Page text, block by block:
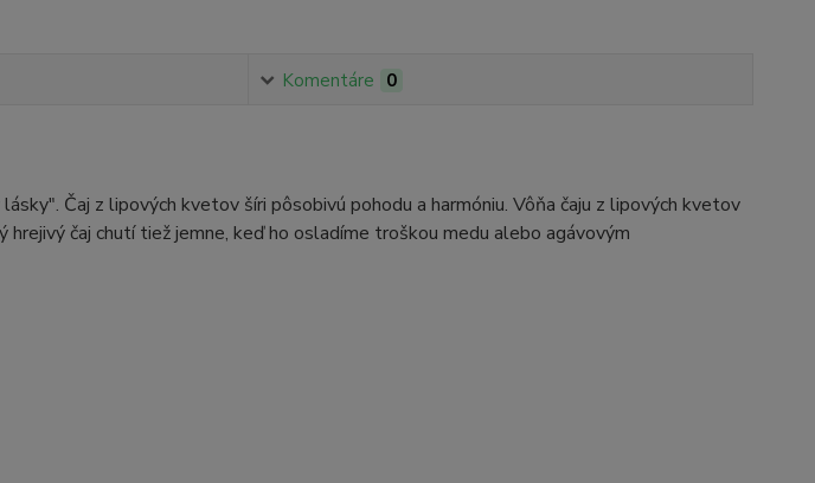
Komentáre 0
Čaj z lipových kvetov šíri pôsobivú pohodu a harmóniu. Vôňa čaju z lipových kvetov
hrejivý čaj chutí tiež jemne, keď ho osladíme troškou medu alebo agávovým